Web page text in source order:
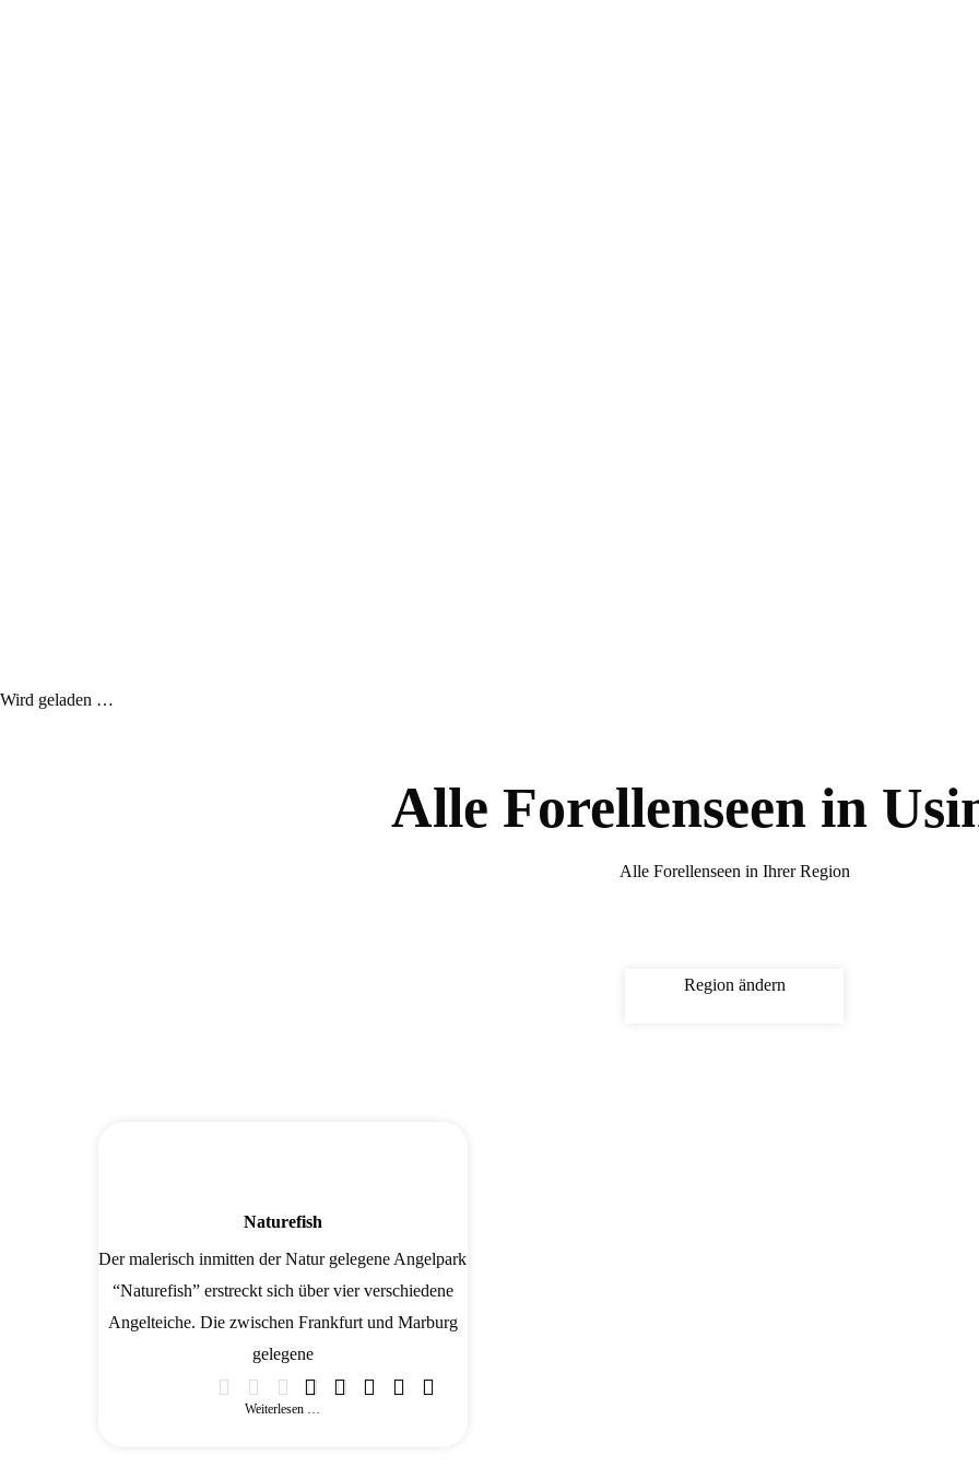
Wird geladen …
Alle Forellenseen in
Alle Forellenseen in Ihrer Region
Region ändern
Naturefish
Der malerisch inmitten der Natur gelegene Angelpark
“Naturefish” erstreckt sich über vier verschiedene
Angelteiche. Die zwischen Frankfurt und Marburg
gelegene
Weiterlesen …